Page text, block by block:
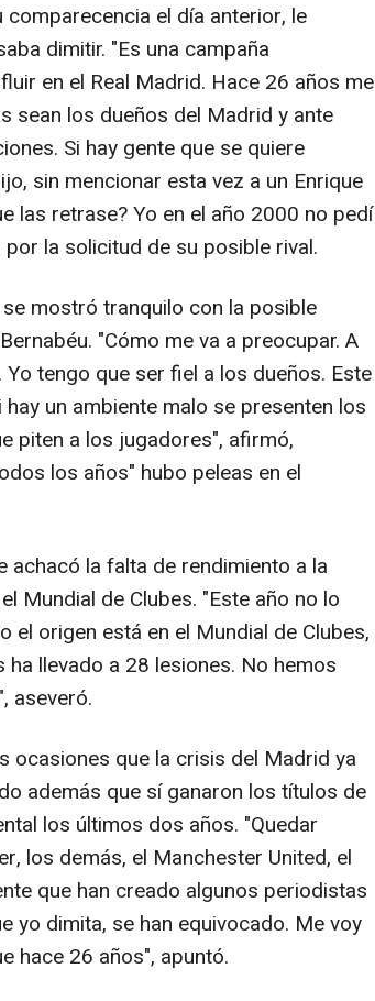
el día anterior, le
dimitir. "Es una campaña
en el Real Madrid. Hace 26 años me
sean los dueños del Madrid y ante
Si hay gente que se quiere
sin mencionar esta vez a un Enrique
las retrase? Yo en el año 2000 no pedí
la solicitud de su posible rival.
mostró tranquilo con la posible
"Cómo me va a preocupar. A
tengo que ser fiel a los dueños. Este
un ambiente malo se presenten los
piten a los jugadores", afirmó,
los años" hubo peleas en el
achacó la falta de rendimiento a la
Mundial de Clubes. "Este año no lo
origen está en el Mundial de Clubes,
llevado a 28 lesiones. No hemos
aseveró.
ocasiones que la crisis del Madrid ya
además que sí ganaron los títulos de
los últimos dos años. "Quedar
los demás, el Manchester United, el
que han creado algunos periodistas
yo dimita, se han equivocado. Me voy
hace 26 años", apuntó.